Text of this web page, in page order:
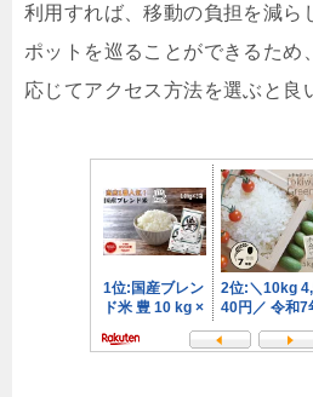
利用すれば、移動の負担を減ら
ポットを巡ることができるため
応じてアクセス方法を選ぶと良